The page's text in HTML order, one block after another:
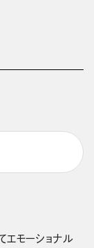
エモーショナル